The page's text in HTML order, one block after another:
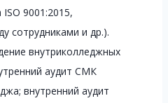
9001:2015,
сотрудниками и др.).
внутриколледжных
аудит СМК
внутренний аудит